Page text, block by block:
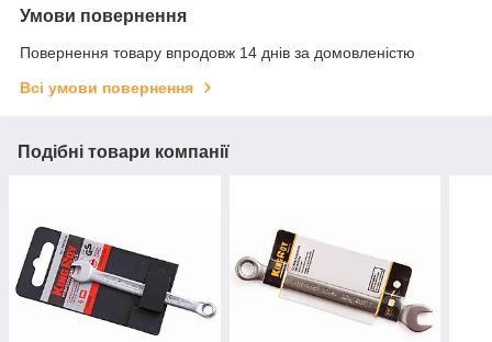
Умови повернення
Повернення товару впродовж 14 днів за домовленістю
Всі умови повернення
Подібні товари компанії